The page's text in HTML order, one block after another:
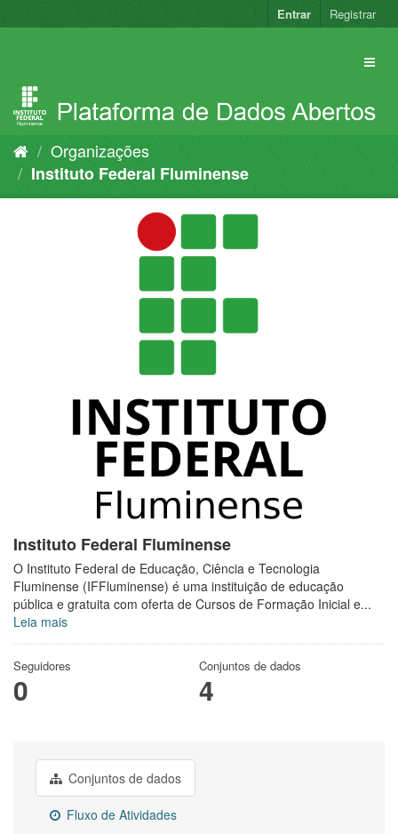
para
Entrar Registrar
Organizações
Instituto Federal Fluminense
Instituto Federal Fluminense
O Instituto Federal de Educação, Ciência e Tecnologia
Fluminense (IFFluminense) é uma instituição de educação
pública e gratuita com oferta de Cursos de Formação Inicial e...
Leia mais
Seguidores
0
Conjuntos de dados
4
Conjuntos de dados
Fluxo de Atividades